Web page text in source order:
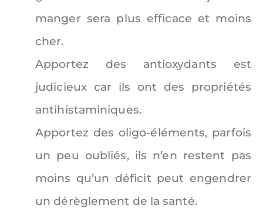
manger sera plus efficace et moins
cher.
Apportez des antioxydants est
judicieux car ils ont des propriétés
antihistaminiques.
Apportez des oligo-éléments, parfois
un peu oubliés, ils n’en restent pas
moins qu’un déficit peut engendrer
un dérèglement de la santé.